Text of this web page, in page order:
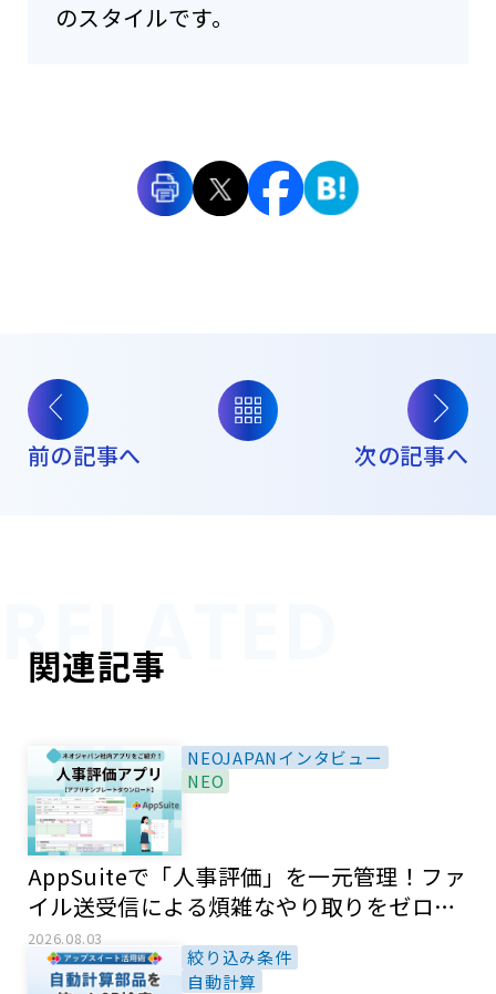
のスタイルです。
前の記事へ 次の記事へ
関連記事
NEOJAPANインタビュー
NEO
AppSuiteで「人事評価」を一元管理！ファ
イル送受信による煩雑なやり取りをゼロ
に！【ネオジャパン社内アプリ紹介】
2026.08.03
絞り込み条件
自動計算